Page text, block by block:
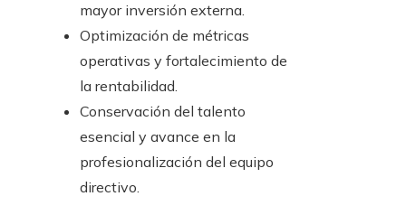
mayor inversión externa.
Optimización de métricas
operativas y fortalecimiento de
la rentabilidad.
Conservación del talento
esencial y avance en la
profesionalización del equipo
directivo.